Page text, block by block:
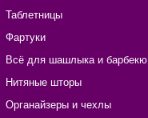
Таблетницы
Фартуки
Всё для шашлыка и барбекю
Нитяные шторы
Органайзеры и чехлы